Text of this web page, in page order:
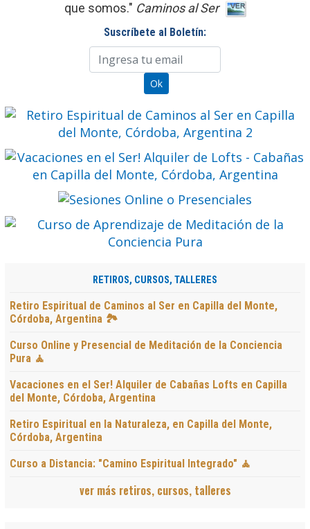
que somos." Caminos al Ser
Suscríbete al Boletín:
RETIROS, CURSOS, TALLERES
Retiro Espiritual de Caminos al Ser en Capilla del Monte,
Córdoba, Argentina 🏞️
Curso Online y Presencial de Meditación de la Conciencia
Pura 🧘
Vacaciones en el Ser! Alquiler de Cabañas Lofts en Capilla
del Monte, Córdoba, Argentina
Retiro Espiritual en la Naturaleza, en Capilla del Monte,
Córdoba, Argentina
Curso a Distancia: "Camino Espiritual Integrado" 🧘
ver más retiros, cursos, talleres